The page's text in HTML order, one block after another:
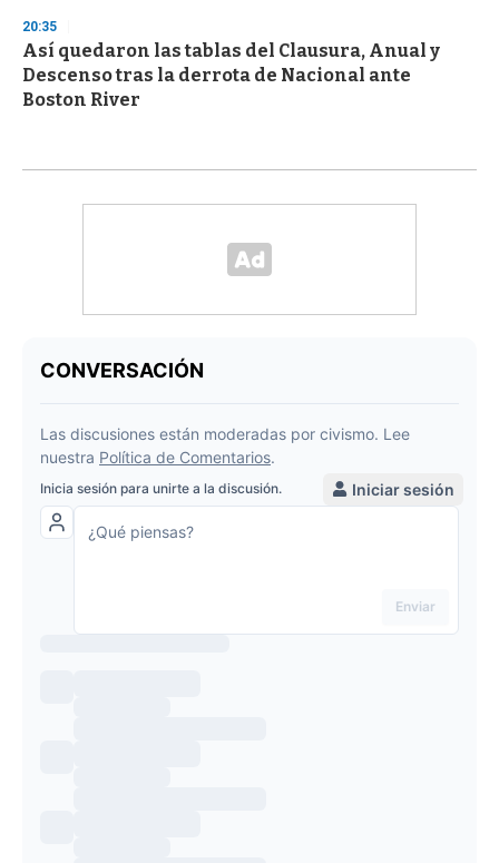
20:35
Así quedaron las tablas del Clausura, Anual y
Descenso tras la derrota de Nacional ante
Boston River